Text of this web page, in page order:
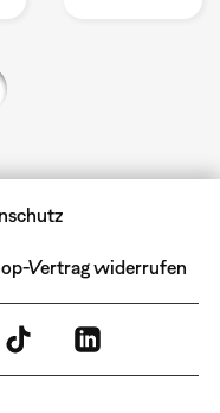
Vertrag widerrufen